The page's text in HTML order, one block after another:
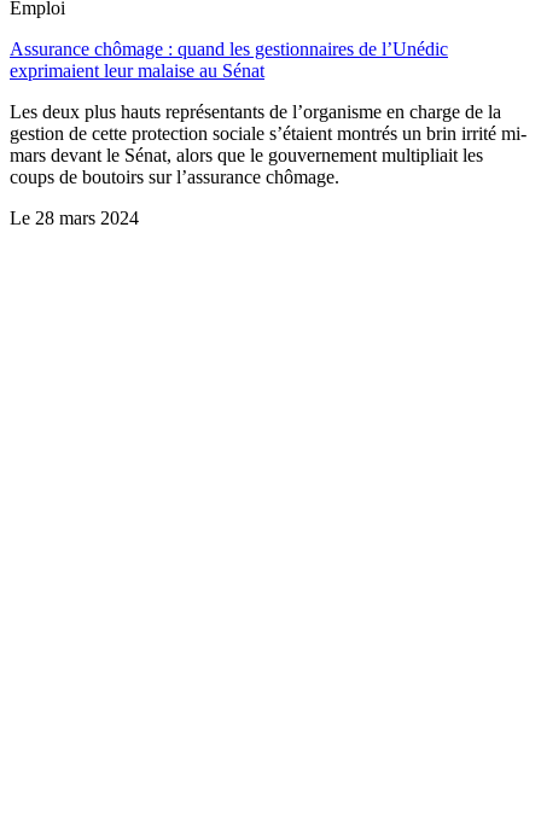
Emploi
Assurance chômage : quand les gestionnaires de l’Unédic
exprimaient leur malaise au Sénat
Les deux plus hauts représentants de l’organisme en charge de la
gestion de cette protection sociale s’étaient montrés un brin irrité mi-
mars devant le Sénat, alors que le gouvernement multipliait les
coups de boutoirs sur l’assurance chômage.
Le 28 mars 2024